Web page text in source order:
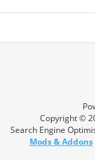
Copyright ©
Search Engine
Mods & Addons